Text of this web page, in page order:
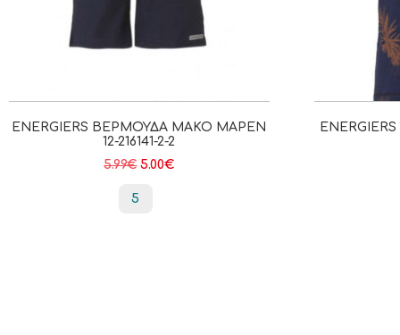
ENERGIERS ΒΕΡΜΟΎΔΑ ΜΑΚΌ ΜΑΡΕΝ
12-216141-2-2
5.99€ 5.00€
5